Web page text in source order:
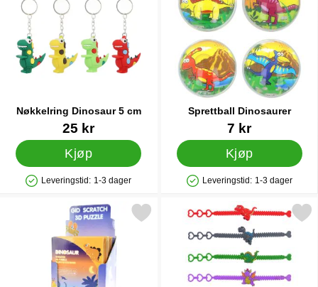
Nøkkelring Dinosaur 5 cm
Varenummer 91662
25 kr
Kjøp
Produkttilgjengelighet: På lager
Leveringstid: 1-3 dager
Sprettball Dinosaurer
Varenummer 44250
7 kr
Kjøp
Produkttilgjengelighet: På lager
Leveringstid: 1-3 dager
Merk 3D Skrapepuslespill Dinosaur som favoritt
Merk dinosaur